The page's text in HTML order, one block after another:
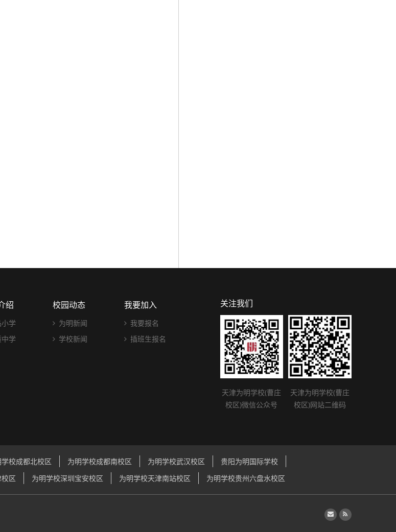
绍
学
学
校园动态
为明新闻
学校新闻
我要加入
我要报名
插班生报名
关注我们
天津为明学校(曹庄
校区)微信公众号
天津为明学校(曹庄
校区)网站二维码
学校成都北校区 为明学校成都南校区 为明学校武汉校区
贵阳为明国际学校
区 为明学校深圳宝安校区 为明学校天津南站校区 为明学校贵州六盘水校区